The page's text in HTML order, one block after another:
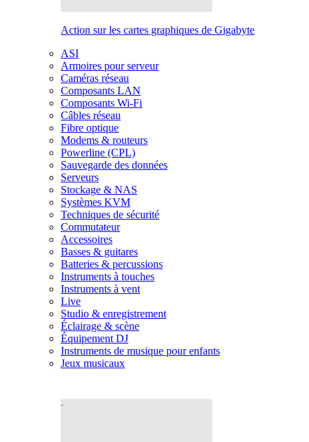
Action sur les cartes graphiques de Gigabyte
ASI
Armoires pour serveur
Caméras réseau
Composants LAN
Composants Wi-Fi
Câbles réseau
Fibre optique
Modems & routeurs
Powerline (CPL)
Sauvegarde des données
Serveurs
Stockage & NAS
Systèmes KVM
Techniques de sécurité
Commutateur
Accessoires
Basses & guitares
Batteries & percussions
Instruments à touches
Instruments à vent
Live
Studio & enregistrement
Éclairage & scène
Équipement DJ
Instruments de musique pour enfants
Jeux musicaux